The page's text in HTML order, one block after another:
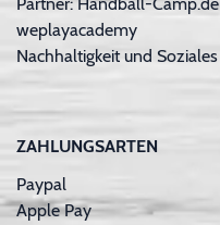
weplayacademy
Nachhaltigkeit und Soziales
ZAHLUNGSARTEN
Paypal
Apple Pay